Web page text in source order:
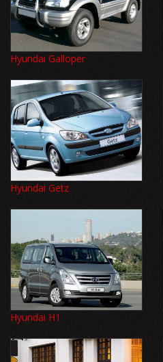
Hyundai Galloper
Hyundai Getz
Hyundai H1